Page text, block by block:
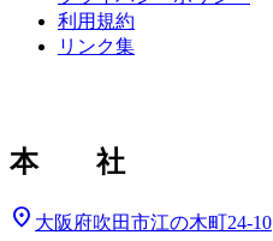
利用規約
リンク集
本 社
location_on 大阪府吹田市江の木町24-10